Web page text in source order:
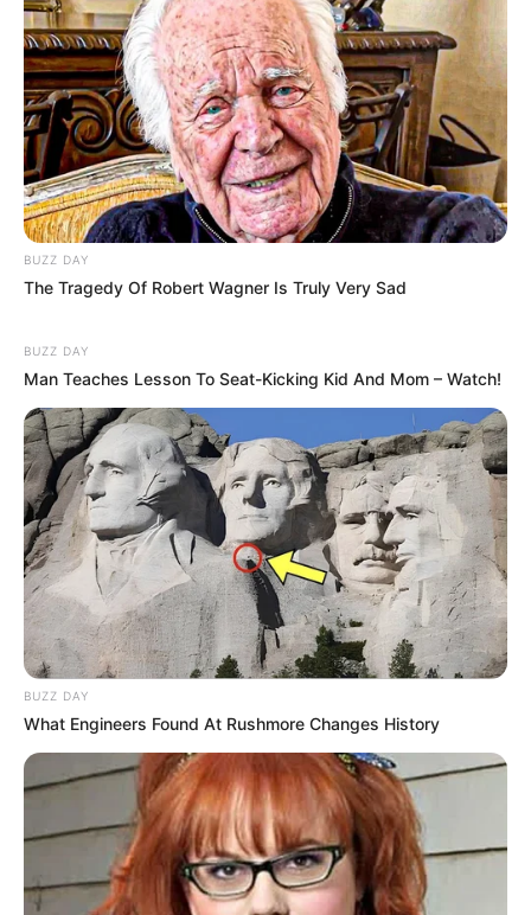
BUZZ DAY
The Tragedy Of Robert Wagner Is Truly Very Sad
BUZZ DAY
Man Teaches Lesson To Seat-Kicking Kid And Mom – Watch!
BUZZ DAY
What Engineers Found At Rushmore Changes History